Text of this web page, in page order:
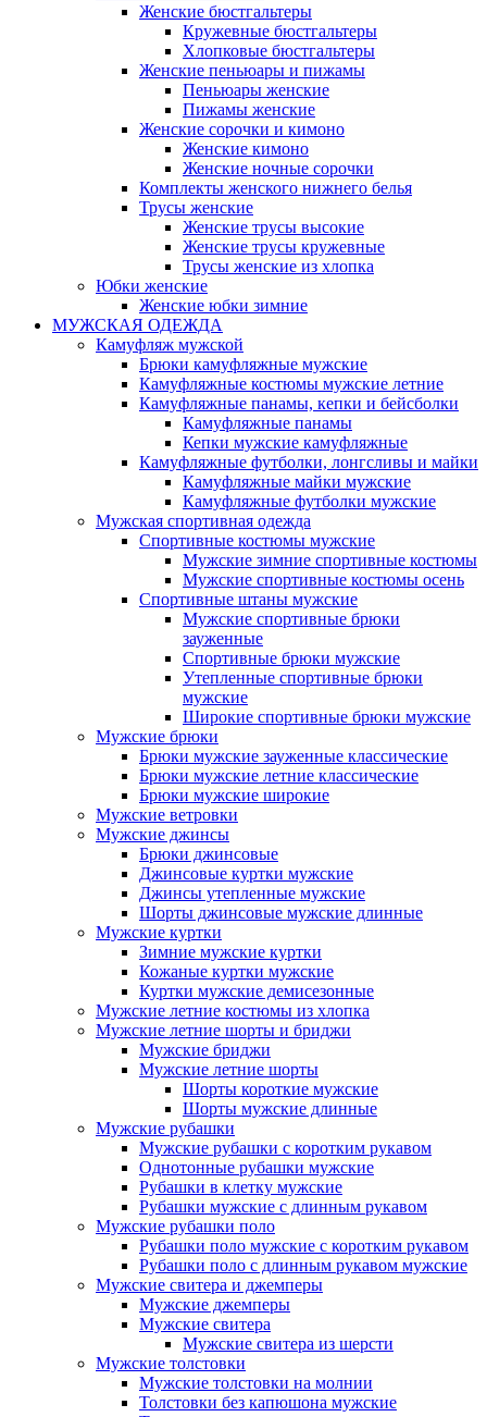
Женские бюстгальтеры
Кружевные бюстгальтеры
Хлопковые бюстгальтеры
Женские пеньюары и пижамы
Пеньюары женские
Пижамы женские
Женские сорочки и кимоно
Женские кимоно
Женские ночные сорочки
Комплекты женского нижнего белья
Трусы женские
Женские трусы высокие
Женские трусы кружевные
Трусы женские из хлопка
Юбки женские
Женские юбки зимние
МУЖСКАЯ ОДЕЖДА
Камуфляж мужской
Брюки камуфляжные мужские
Камуфляжные костюмы мужские летние
Камуфляжные панамы, кепки и бейсболки
Камуфляжные панамы
Кепки мужские камуфляжные
Камуфляжные футболки, лонгсливы и майки
Камуфляжные майки мужские
Камуфляжные футболки мужские
Мужская спортивная одежда
Спортивные костюмы мужские
Мужские зимние спортивные костюмы
Мужские спортивные костюмы осень
Спортивные штаны мужские
Мужские спортивные брюки
зауженные
Спортивные брюки мужские
Утепленные спортивные брюки
мужские
Широкие спортивные брюки мужские
Мужские брюки
Брюки мужские зауженные классические
Брюки мужские летние классические
Брюки мужские широкие
Мужские ветровки
Мужские джинсы
Брюки джинсовые
Джинсовые куртки мужские
Джинсы утепленные мужские
Шорты джинсовые мужские длинные
Мужские куртки
Зимние мужские куртки
Кожаные куртки мужские
Куртки мужские демисезонные
Мужские летние костюмы из хлопка
Мужские летние шорты и бриджи
Мужские бриджи
Мужские летние шорты
Шорты короткие мужские
Шорты мужские длинные
Мужские рубашки
Мужские рубашки с коротким рукавом
Однотонные рубашки мужские
Рубашки в клетку мужские
Рубашки мужские с длинным рукавом
Мужские рубашки поло
Рубашки поло мужские с коротким рукавом
Рубашки поло с длинным рукавом мужские
Мужские свитера и джемперы
Мужские джемперы
Мужские свитера
Мужские свитера из шерсти
Мужские толстовки
Мужские толстовки на молнии
Толстовки без капюшона мужские